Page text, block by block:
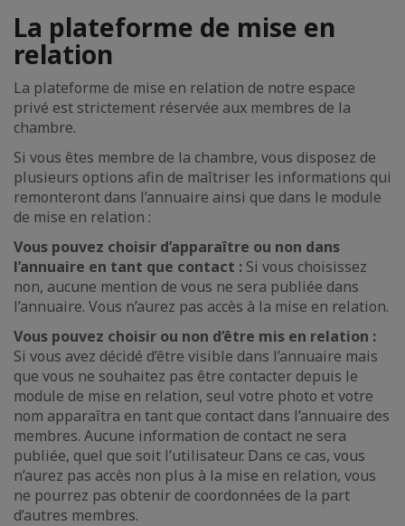
La plateforme de mise en
relation
La plateforme de mise en relation de notre espace
privé est strictement réservée aux membres de la
chambre.
Si vous êtes membre de la chambre, vous disposez de
plusieurs options afin de maîtriser les informations qui
remonteront dans l’annuaire ainsi que dans le module
de mise en relation :
Vous pouvez choisir d’apparaître ou non dans
l’annuaire en tant que contact : Si vous choisissez
non, aucune mention de vous ne sera publiée dans
l’annuaire. Vous n’aurez pas accès à la mise en relation.
Vous pouvez choisir ou non d’être mis en relation :
Si vous avez décidé d’être visible dans l’annuaire mais
que vous ne souhaitez pas être contacter depuis le
module de mise en relation, seul votre photo et votre
nom apparaîtra en tant que contact dans l’annuaire des
membres. Aucune information de contact ne sera
publiée, quel que soit l’utilisateur. Dans ce cas, vous
n’aurez pas accès non plus à la mise en relation, vous
ne pourrez pas obtenir de coordonnées de la part
d’autres membres.